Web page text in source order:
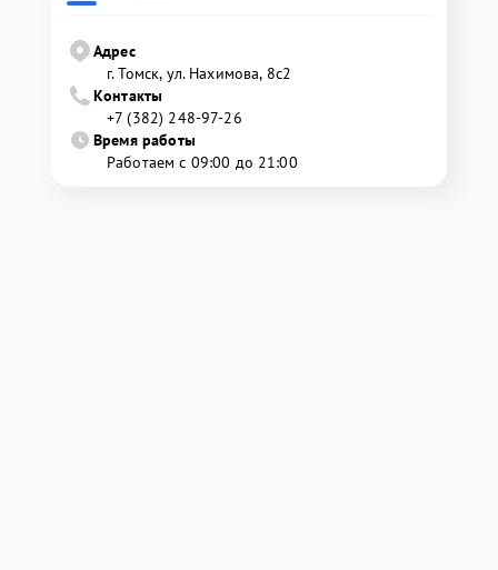
Адрес
г. Томск, ул. Нахимова, 8с2
Контакты
+7 (382) 248-97-26
Время работы
Работаем с 09:00 до 21:00